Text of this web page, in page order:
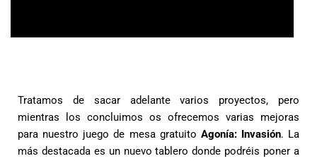
Tratamos de sacar adelante varios proyectos, pero
mientras los concluimos os ofrecemos varias mejoras
para nuestro juego de mesa gratuito Agonía: Invasión. La
más destacada es un nuevo tablero donde podréis poner a